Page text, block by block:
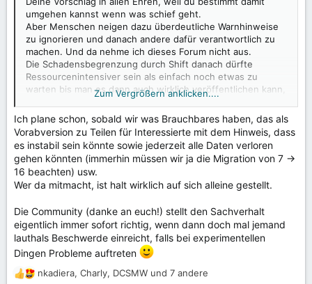
umgehen kannst wenn was schief geht.
Aber Menschen neigen dazu überdeutliche Warnhinweise
zu ignorieren und danach andere dafür verantwortlich zu
machen. Und da nehme ich dieses Forum nicht aus.
Die Schadensbegrenzung durch Shift danach dürfte
Ressourcenintensiver sein als einfach noch etwas zu
warten bis man es dann auch wirklich veröffentlichen kann,
was die Gesamtentwicklung auch anderer Zweige
ausbremst.
Zum Vergrößern anklicken....
Ich plane schon, sobald wir was Brauchbares haben, das als
Vorabversion zu Teilen für Interessierte mit dem Hinweis, dass
es instabil sein könnte sowie jederzeit alle Daten verloren
gehen könnten (immerhin müssen wir ja die Migration von 7 ->
16 beachten) usw.
Wer da mitmacht, ist halt wirklich auf sich alleine gestellt.
Die Community (danke an euch!) stellt den Sachverhalt
eigentlich immer sofort richtig, wenn dann doch mal jemand
lauthals Beschwerde einreicht, falls bei experimentellen
Dingen Probleme auftreten
R
nkadiera, Charly, DCSMW und 7 andere